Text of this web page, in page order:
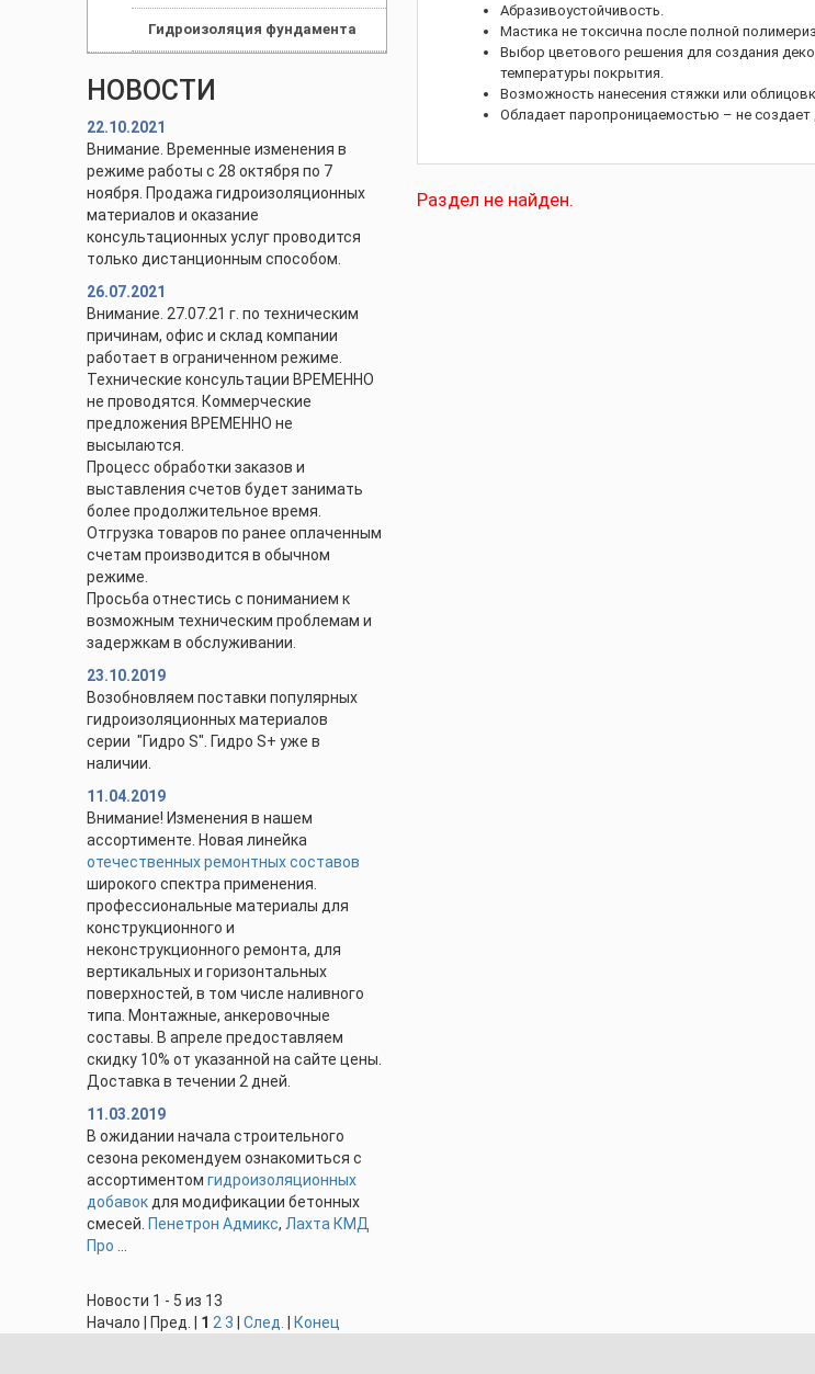
Гидроизоляция фундамента
НОВОСТИ
22.10.2021
Внимание. Временные изменения в
режиме работы с 28 октября по 7
ноября. Продажа гидроизоляционных
материалов и оказание
консультационных услуг проводится
только дистанционным способом.
26.07.2021
Внимание. 27.07.21 г. по техническим
причинам, офис и склад компании
работает в ограниченном режиме.
Технические консультации ВРЕМЕННО
не проводятся. Коммерческие
предложения ВРЕМЕННО не
высылаются.
Процесс обработки заказов и
выставления счетов будет занимать
более продолжительное время.
Отгрузка товаров по ранее оплаченным
счетам производится в обычном
режиме.
Просьба отнестись с пониманием к
возможным техническим проблемам и
задержкам в обслуживании.
23.10.2019
Возобновляем поставки популярных
гидроизоляционных материалов
серии "Гидро S". Гидро S+ уже в
наличии.
11.04.2019
Внимание! Изменения в нашем
ассортименте. Новая линейка
отечественных ремонтных составов
широкого спектра применения.
профессиональные материалы для
конструкционного и
неконструкционного ремонта, для
вертикальных и горизонтальных
поверхностей, в том числе наливного
типа. Монтажные, анкеровочные
составы. В апреле предоставляем
скидку 10% от указанной на сайте цены.
Доставка в течении 2 дней.
11.03.2019
В ожидании начала строительного
сезона рекомендуем ознакомиться с
ассортиментом гидроизоляционных
добавок для модификации бетонных
смесей. Пенетрон Адмикс, Лахта КМД
Про
Новости 1 - 5 из 13
Начало | Пред. | 1 2 3 След. Конец
Абразивоустойчивость.
Мастика не токсична после полной
Выбор цветового решения для создания
температуры покрытия.
Возможность нанесения стяжки или
Обладает паропроницаемостью – не
Раздел не найден.